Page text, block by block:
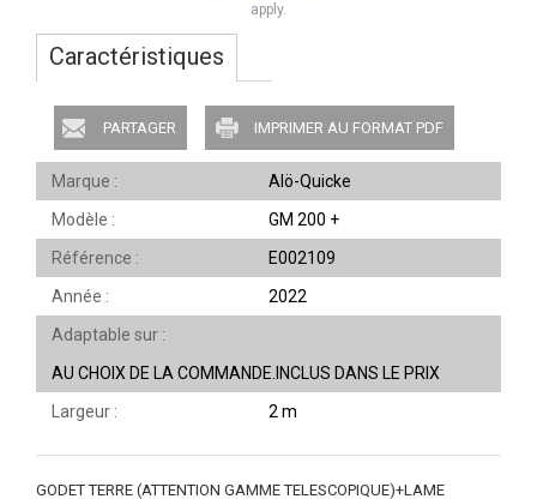
Caractéristiques
PARTAGER IMPRIMER AU FORMAT PDF
Marque
Alö-Quicke
Modèle
GM 200 +
Référence
E002109
Année
2022
Adaptable sur
AU CHOIX DE LA COMMANDE.INCLUS DANS LE PRIX
Largeur
2 m
GODET TERRE (ATTENTION GAMME TELESCOPIQUE)+LAME
apply.